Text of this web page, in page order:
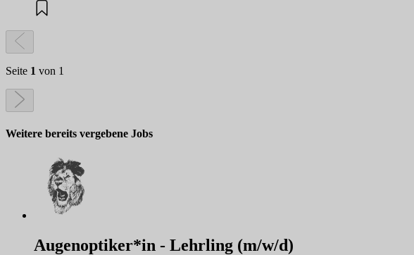
Seite 1 von 1
Weitere bereits vergebene Jobs
Augenoptiker*in - Lehrling (m/w/d)